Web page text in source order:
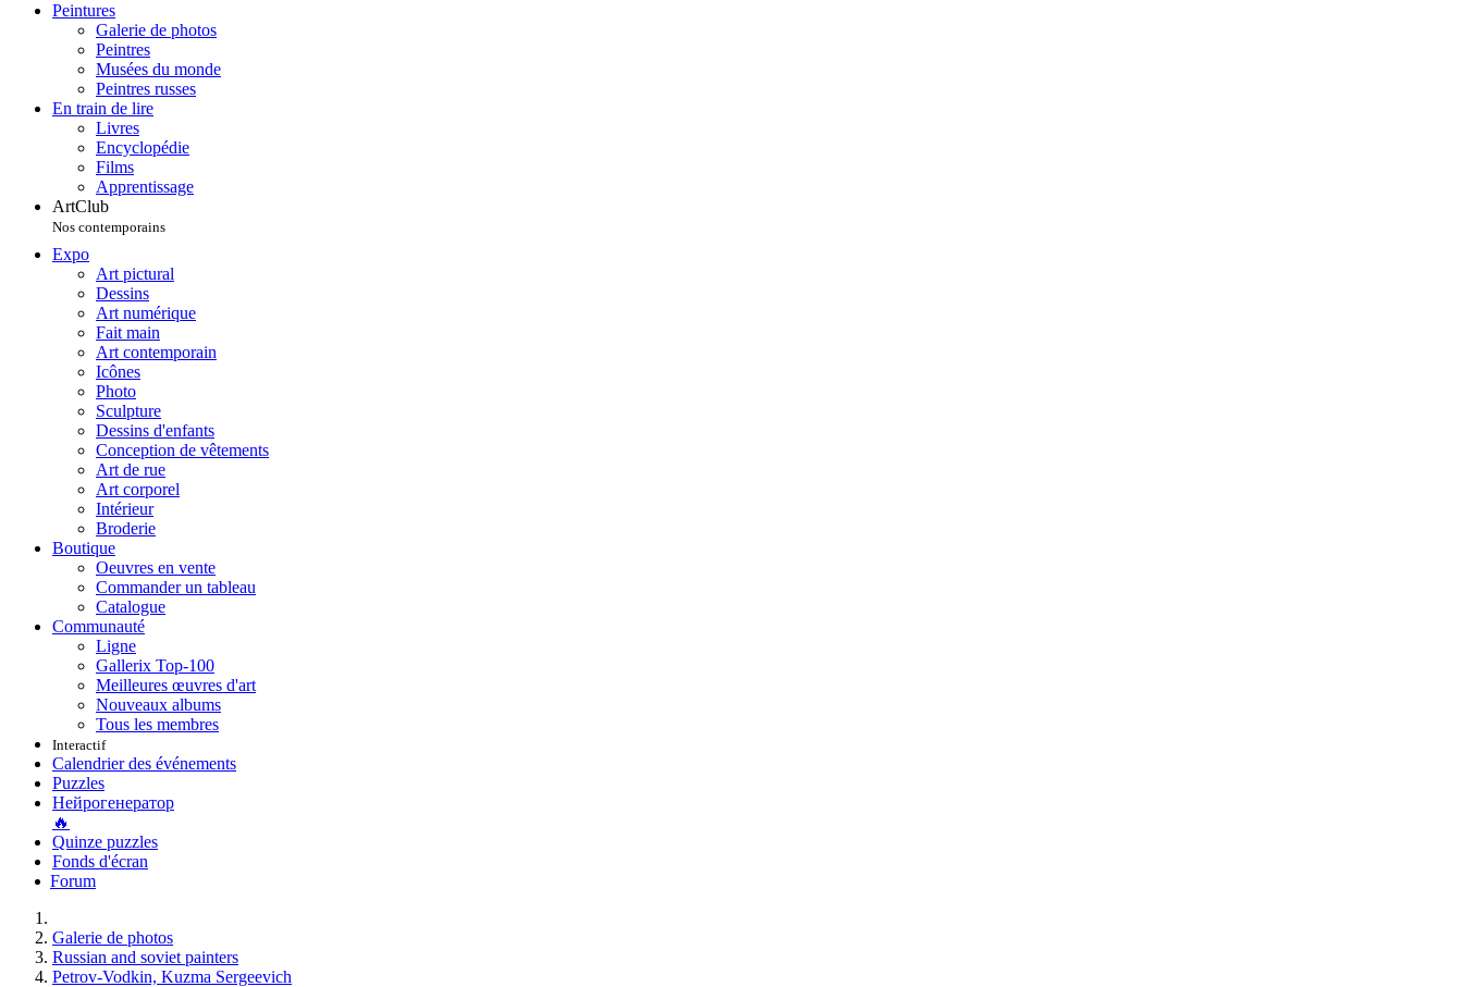
Peintures
Galerie de photos
Peintres
Musées du monde
Peintres russes
En train de lire
Livres
Encyclopédie
Films
Apprentissage
ArtClub
Nos contemporains
Expo
Art pictural
Dessins
Art numérique
Fait main
Art contemporain
Icônes
Photo
Sculpture
Dessins d'enfants
Conception de vêtements
Art de rue
Art corporel
Intérieur
Broderie
Boutique
Oeuvres en vente
Commander un tableau
Catalogue
Communauté
Ligne
Gallerix Top-100
Meilleures œuvres d'art
Nouveaux albums
Tous les membres
Interactif
Calendrier des événements
Puzzles
Нейрогенератор
🔥
Quinze puzzles
Fonds d'écran
Forum
Galerie de photos
Russian and soviet painters
Petrov-Vodkin, Kuzma Sergeevich